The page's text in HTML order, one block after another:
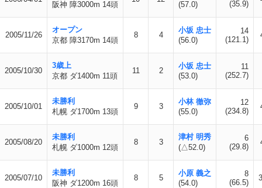
阪神 障3000m 14頭 (57.0) (35.9)
2005/11/26
オープン
京都 障3170m 14頭
8 4
小坂 忠士
(56.0)
14
(121.1)
2005/10/30
3歳上
京都 ダ1400m 11頭
11 2
小坂 忠士
(53.0)
11
(252.7)
2005/10/01
未勝利
札幌 ダ1700m 13頭
9 3
小林 徹弥
(55.0)
12
(234.8)
2005/08/20
未勝利
札幌 ダ1000m 12頭
8 3
津村 明秀
(△52.0)
6
(29.8)
2005/07/10
未勝利
阪神 ダ1200m 16頭
8 5
小原 義之
(54.0)
8
(66.5)